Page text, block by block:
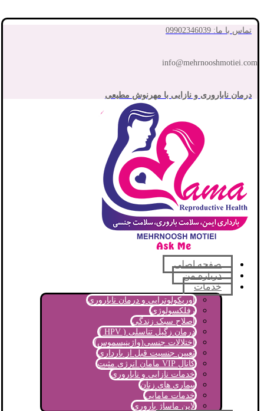
تماس با ما: 09902346039
info@mehrnooshmotiei.com
درمان ناباروری و نازایی با مهرنوش مطیعی
صفحه اصلی
درباره من
خدمات
اوریکولوتراپی و درمان ناباروری
رفلکسولوژی
اصلاح سبک زندگی
درمان زگیل تناسلی ( HPV )
اختلالات جنسی(واژینیسموس)
تعیین جنسیت قبل از بارداری
کانال VIP مامان انرژی مثبت
خدمات نازایی و ناباروری
بیماری های زنان
خدمات مامایی
لاین ماساژ باروری